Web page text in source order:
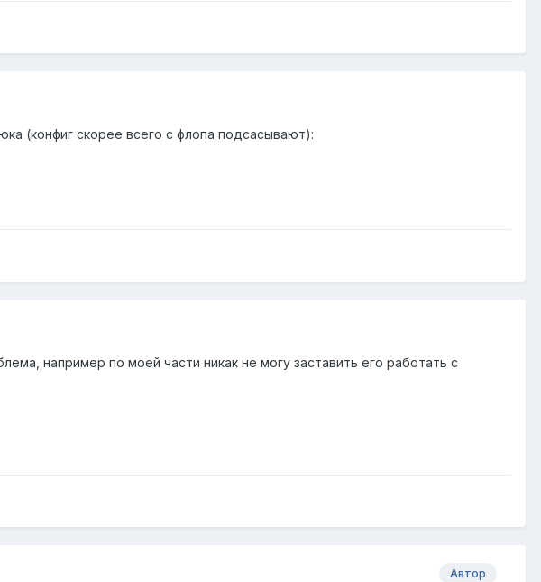
(конфиг скорее всего с флопа подсасывают):
например по моей части никак не могу заставить его работать с
Автор